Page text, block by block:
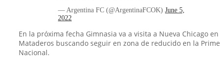
— Argentina FC (@ArgentinaFCOK) June 5,
2022
En la próxima fecha Gimnasia va a visita a Nueva Chicago en
Mataderos buscando seguir en zona de reducido en la
Nacional.